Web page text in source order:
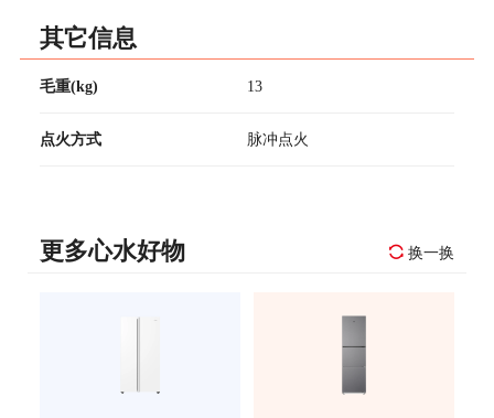
其它信息
毛重(kg) 13
点火方式 脉冲点火
更多心水好物 换一换